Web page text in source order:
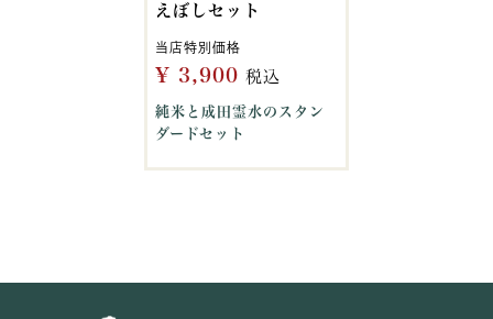
えぼしセット
当店特別価格
¥ 3,900 税込
純米と成田霊水のスタン
ダードセット